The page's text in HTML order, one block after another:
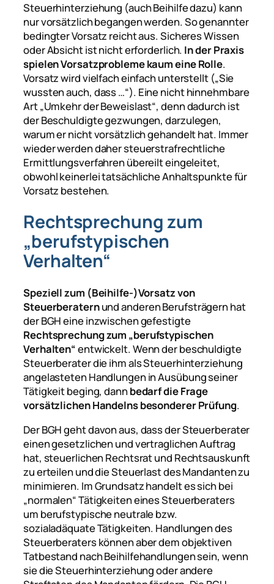
Steuerhinterziehung (auch Beihilfe dazu) kann
nur vorsätzlich begangen werden. So genannter
bedingter Vorsatz reicht aus. Sicheres Wissen
oder Absicht ist nicht erforderlich. In der Praxis
spielen Vorsatzprobleme kaum eine Rolle.
Vorsatz wird vielfach einfach unterstellt („Sie
wussten auch, dass …“). Eine nicht hinnehmbare
Art „Umkehr der Beweislast“, denn dadurch ist
der Beschuldigte gezwungen, darzulegen,
warum er nicht vorsätzlich gehandelt hat. Immer
wieder werden daher steuerstrafrechtliche
Ermittlungsverfahren übereilt eingeleitet,
obwohl keinerlei tatsächliche Anhaltspunkte für
Vorsatz bestehen.
Rechtsprechung zum
„berufstypischen
Verhalten“
Speziell zum (Beihilfe-)Vorsatz von
Steuerberaternund anderen Berufsträgern hat
der BGH eine inzwischen gefestigte
Rechtsprechung zum „berufstypischen
Verhalten“entwickelt. Wenn der beschuldigte
Steuerberater die ihm als Steuerhinterziehung
angelasteten Handlungen in Ausübung seiner
Tätigkeit beging, dannbedarf die Frage
vorsätzlichen Handelns besonderer Prüfung.
Der BGH geht davon aus, dass der Steuerberater
einen gesetzlichen und vertraglichen Auftrag
hat, steuerlichen Rechtsrat und Rechtsauskunft
zu erteilen und die Steuerlast des Mandanten zu
minimieren. Im Grundsatz handelt es sich bei
„normalen“ Tätigkeiten eines Steuerberaters
um berufstypische neutrale bzw.
sozialadäquate Tätigkeiten. Handlungen des
Steuerberaters können aber dem objektiven
Tatbestand nach Beihilfehandlungen sein, wenn
sie die Steuerhinterziehung oder andere